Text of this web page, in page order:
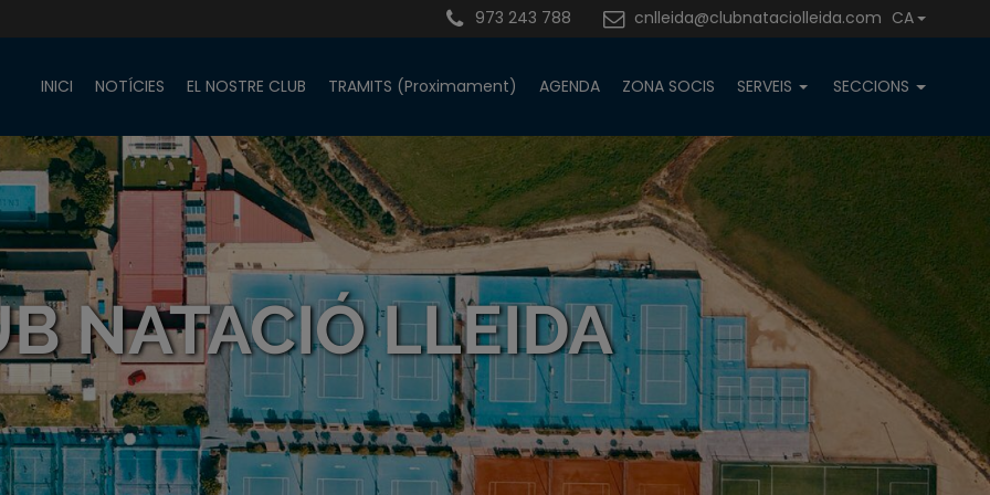
973 243 788 cnlleida@clubnataciolleida.com CA
INICI NOTÍCIES EL NOSTRE CLUB TRAMITS (Proximament) AGENDA ZONA SOCIS SERVEIS SECCIONS
NATACIÓ LLEIDA